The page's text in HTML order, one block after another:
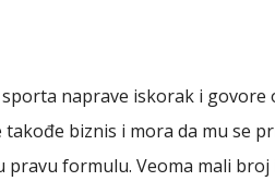
naprave iskorak i govore
biznis i mora da mu se
pravu formulu. Veoma mali broj